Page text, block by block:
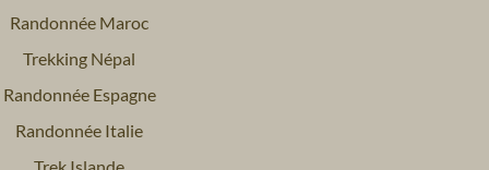
Randonnée Maroc
Trekking Népal
Randonnée Espagne
Randonnée Italie